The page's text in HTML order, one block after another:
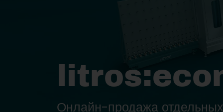
Онлайн-продажа отдельных